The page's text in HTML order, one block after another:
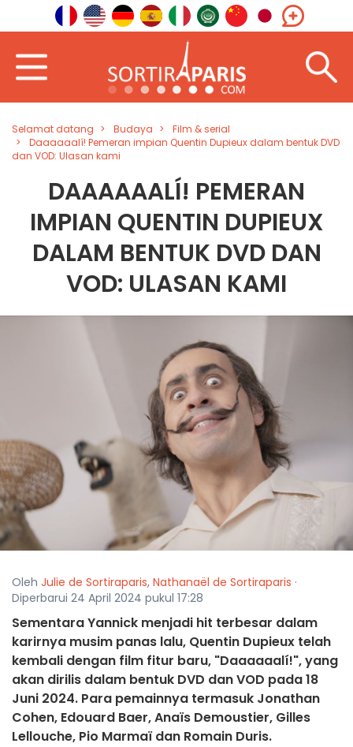
Selamat datang Budaya
Film & serial
Daaaaaalí! Pemeran impian Quentin Dupieux dalam bentuk DVD
dan VOD: Ulasan kami
DAAAAAALÍ! PEMERAN
IMPIAN QUENTIN DUPIEUX
DALAM BENTUK DVD DAN
VOD: ULASAN KAMI
Oleh Julie de Sortiraparis, Nathanaël de Sortiraparis ·
Diperbarui 24 April 2024 pukul 17:28
Sementara Yannick menjadi hit terbesar dalam
karirnya musim panas lalu, Quentin Dupieux telah
kembali dengan film fitur baru, "Daaaaaalí!", yang
akan dirilis dalam bentuk DVD dan VOD pada 18
Juni 2024. Para pemainnya termasuk Jonathan
Cohen, Edouard Baer, Anaïs Demoustier, Gilles
Lellouche, Pio Marmaï dan Romain Duris.